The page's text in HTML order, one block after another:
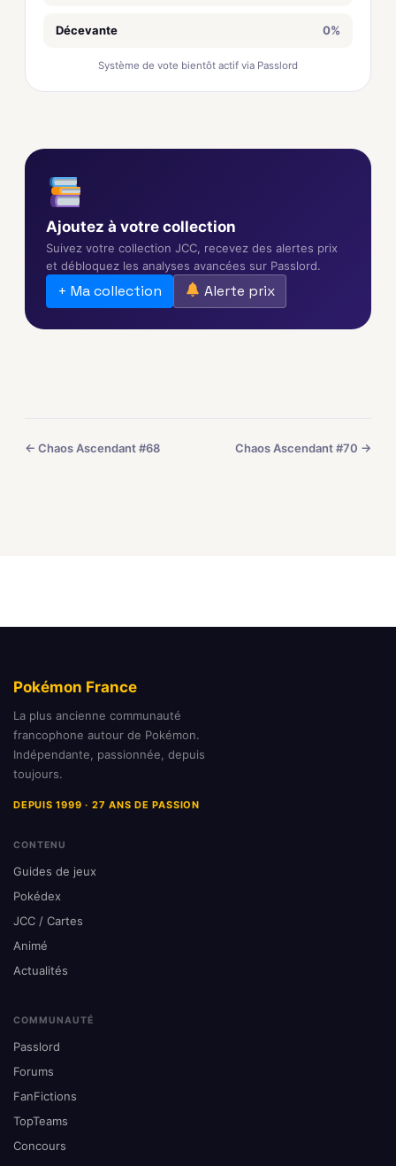
Décevante 0%
Système de vote bientôt actif via Passlord
Ajoutez à votre collection
Suivez votre collection JCC, recevez des alertes prix
et débloquez les analyses avancées sur Passlord.
+ Ma collection Alerte prix
← Chaos Ascendant #68 Chaos Ascendant #70 →
Pokémon France
La plus ancienne communauté
francophone autour de Pokémon.
Indépendante, passionnée, depuis
toujours.
DEPUIS 1999 · 27 ANS DE PASSION
CONTENU
Guides de jeux
Pokédex
JCC / Cartes
Animé
Actualités
COMMUNAUTÉ
Passlord
Forums
FanFictions
TopTeams
Concours